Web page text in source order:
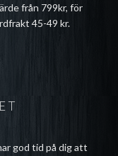
från 799kr, för
45-49 kr.
god tid på dig att